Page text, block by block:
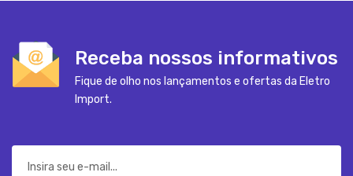
Receba nossos informativos
Fique de olho nos lançamentos e ofertas da Eletro
Import.